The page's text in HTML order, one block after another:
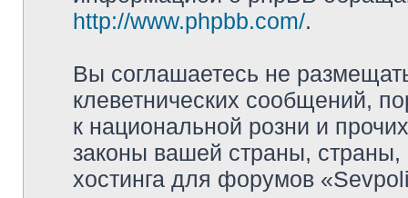
http://www.phpbb.com/.
Вы соглашаетесь не
клеветнических сообщений,
к национальной розни и
законы вашей страны, страны,
хостинга для форумов